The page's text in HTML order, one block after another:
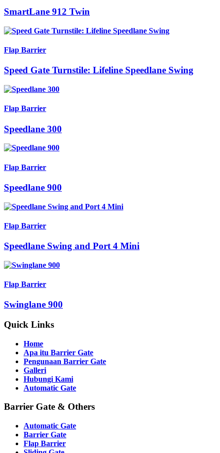
SmartLane 912 Twin
Flap Barrier
Speed Gate Turnstile: Lifeline Speedlane Swing
Flap Barrier
Speedlane 300
Flap Barrier
Speedlane 900
Flap Barrier
Speedlane Swing and Port 4 Mini
Flap Barrier
Swinglane 900
Quick Links
Home
Apa itu Barrier Gate
Pengunaan Barrier Gate
Galleri
Hubungi Kami
Automatic Gate
Barrier Gate & Others
Automatic Gate
Barrier Gate
Flap Barrier